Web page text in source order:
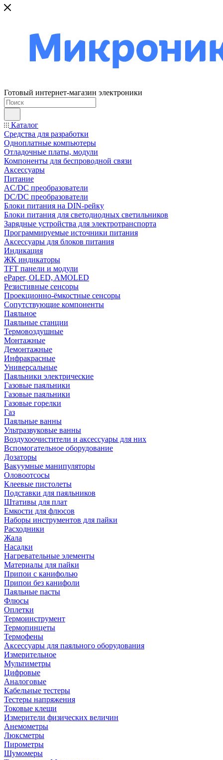
Готовый интернет-магазин электроники
Каталог
Средства для разработки
Одноплатные компьютеры
Отладочные платы, модули
Компоненты для беспроводной связи
Аксессуары
Питание
AC/DC преобразователи
DC/DC преобразователи
Блоки питания на DIN-рейку
Блоки питания для светодиодных светильников
Зарядные устройства для электротранспорта
Программируемые источники питания
Аксессуары для блоков питания
Индикация
ЖК индикаторы
TFT панели и модули
ePaper, OLED, AMOLED
Резистивные сенсоры
Проекционно-ёмкостные сенсоры
Сопутствующие компоненты
Паяльное
Паяльные станции
Термовоздушные
Монтажные
Демонтажные
Инфракрасные
Универсальные
Паяльники электрические
Газовые паяльники
Газовые паяльники
Газовые горелки
Газ
Паяльные ванны
Ультразвуковые ванны
Воздухоочистители и аксессуары для них
Вспомогательное оборудование
Дозаторы
Вакуумные манипуляторы
Оловоотсосы
Клеевые пистолеты
Подставки для паяльников
Штативы для плат
Емкости для флюсов
Наборы инструментов для пайки
Расходники
Жала
Насадки
Нагревательные элементы
Материалы для пайки
Припои с канифолью
Припои без канифоли
Паяльные пасты
Флюсы
Оплетки
Термоинструмент
Термопинцеты
Термофены
Аксессуары для паяльного оборудования
Измерительное
Мультиметры
Цифровые
Аналоговые
Кабельные тестеры
Тестеры напряжения
Токовые клещи
Измерители физических величин
Анемометры
Люксметры
Пирометры
Шумомеры